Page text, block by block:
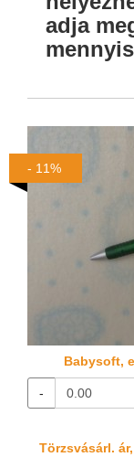
adja
Babysoft,
-
Törzsvásárl.
- 11%